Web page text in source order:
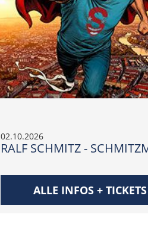
02.10.2026
RALF SCHMITZ -
ALLE INFOS + TICKETS